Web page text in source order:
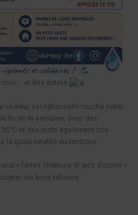
et des autres
chaleur exceptionnelle touche notre
fin de la semaine, avec des
et des nuits également très
la quasi-totalité du territoire.
« fortes chaleurs et pics d’ozone »
les bons réflexes.